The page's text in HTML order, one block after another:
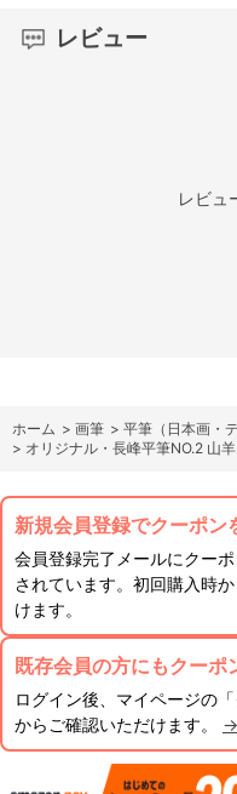
レビュー
レビュ
ホーム > 画筆 > 平筆（日本画・
> オリジナル・長峰平筆NO.2 山
新規会員登録でクーポン
会員登録完了メールにクー
されています。初回購入時
けます。
既存会員の方にもクーポ
ログイン後、マイページの「
からご確認いただけます。 →